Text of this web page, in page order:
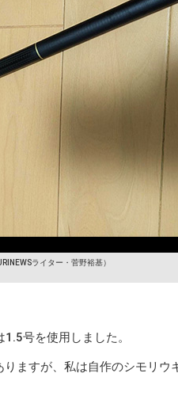
ライター・菅野裕基）
号を使用しました。
ますが、私は自作のシモリウ